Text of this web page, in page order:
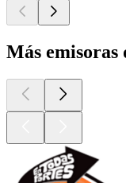
Más emisoras